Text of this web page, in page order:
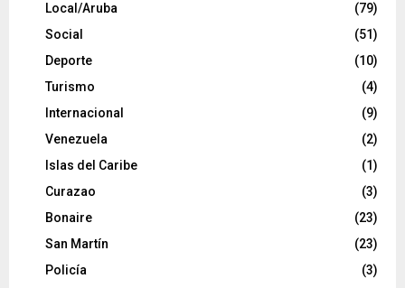
Local/Aruba
(79)
Social
(51)
Deporte
(10)
Turismo
(4)
Internacional
(9)
Venezuela
(2)
Islas del Caribe
(1)
Curazao
(3)
Bonaire
(23)
San Martín
(23)
Policía
(3)